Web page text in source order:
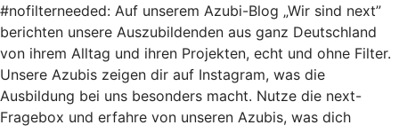
#nofilterneeded: Auf unserem Azubi-Blog „Wir sind next”
berichten unsere Auszubildenden aus ganz Deutschland
von ihrem Alltag und ihren Projekten, echt und ohne Filter.
Unsere Azubis zeigen dir auf Instagram, was die
Ausbildung bei uns besonders macht. Nutze die next-
Fragebox und erfahre von unseren Azubis, was dich